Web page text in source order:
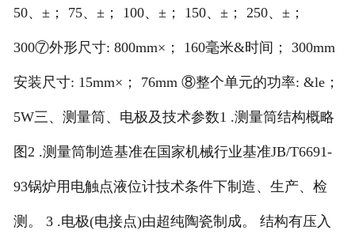
50、±； 75、±； 100、±； 150、±； 250、±；
300⑦外形尺寸: 800mm×； 160毫米&时间； 300mm
安装尺寸: 15mm×； 76mm ⑧整个单元的功率: &le；
5W三、测量筒、电极及技术参数1 .测量筒结构概略
图2 .测量筒制造基准在国家机械行业基准JB/T6691-
93锅炉用电触点液位计技术条件下制造、生产、检
测。 3 .电极(电接点)由超纯陶瓷制成。 结构有压入